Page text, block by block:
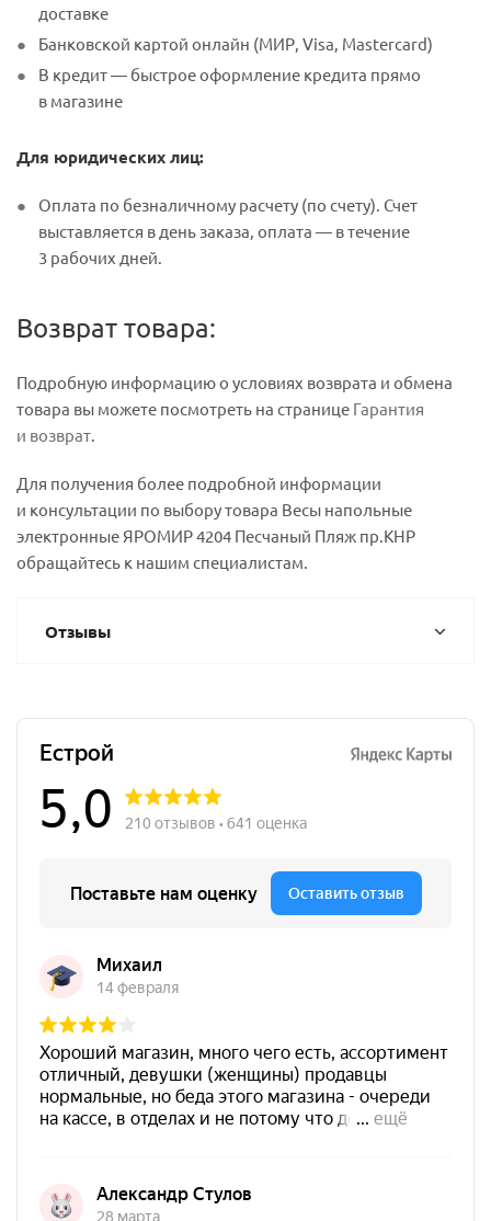
доставке
Банковской картой онлайн (МИР, Visa, Mastercard)
В кредит — быстрое оформление кредита прямо
в магазине
Для юридических лиц:
Оплата по безналичному расчету (по счету). Счет
выставляется в день заказа, оплата — в течение
3 рабочих дней.
Возврат товара:
Подробную информацию о условиях возврата и обмена
товара вы можете посмотреть на странице Гарантия
и возврат.
Для получения более подробной информации
и консультации по выбору товара Весы напольные
электронные ЯРОМИР 4204 Песчаный Пляж пр.КНР
обращайтесь к нашим специалистам.
Отзывы